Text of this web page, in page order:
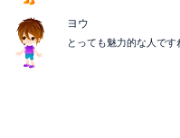
ヨウ
とっても魅力的な人です